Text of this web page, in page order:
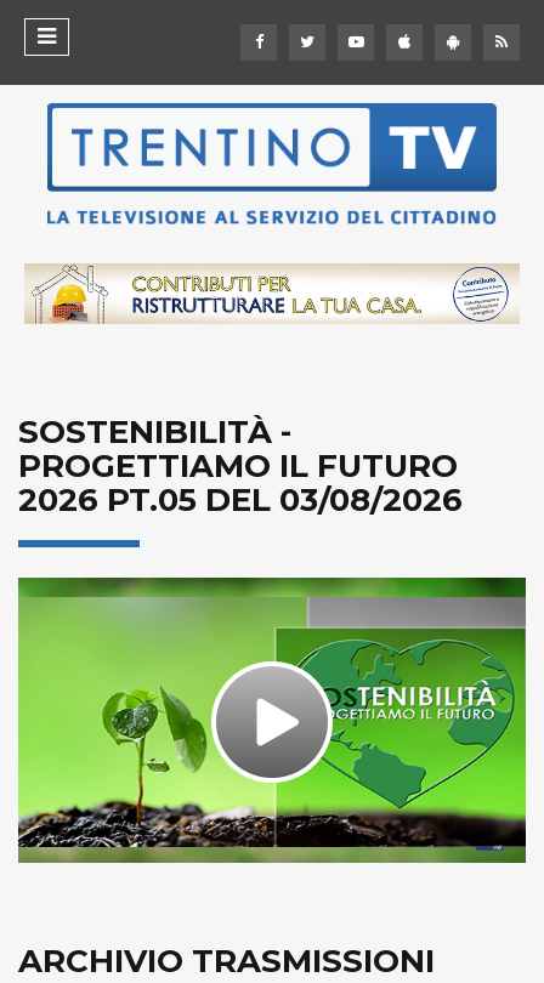
SOSTENIBILITÀ -
PROGETTIAMO IL FUTURO
2026 PT.05 DEL 03/08/2026
Play
Video
ARCHIVIO TRASMISSIONI